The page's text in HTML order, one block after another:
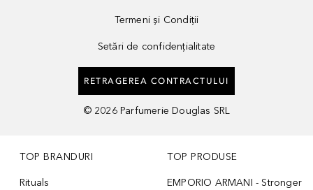
Termeni și Condiții
Setări de confidențialitate
RETRAGEREA CONTRACTULUI
© 2026 Parfumerie Douglas SRL
TOP BRANDURI
Rituals
TOP PRODUSE
EMPORIO ARMANI - Stronger